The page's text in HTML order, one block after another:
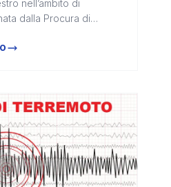
nell’ambito di
dalla Procura di
coinvolte ott...